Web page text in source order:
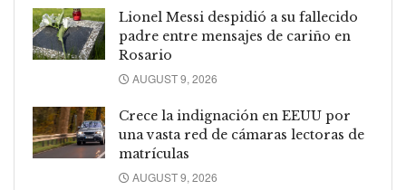
Lionel Messi despidió a su fallecido
padre entre mensajes de cariño en
Rosario
AUGUST 9, 2026
Crece la indignación en EEUU por
una vasta red de cámaras lectoras de
matrículas
AUGUST 9, 2026